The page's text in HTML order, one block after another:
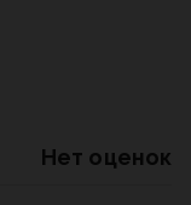
Нет оценок